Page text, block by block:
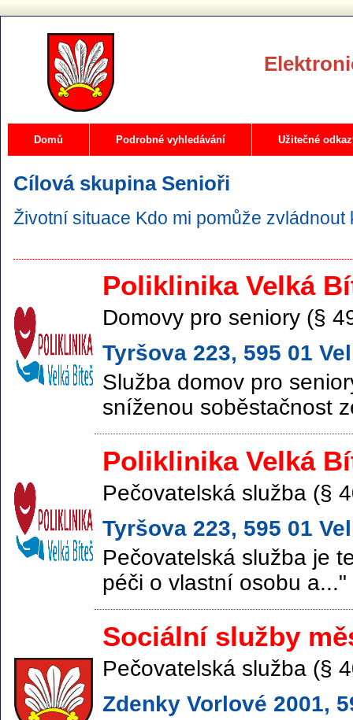
Domů Podrobné vyhledávání Užitečné
Cílová skupina Senioři
Životní situace Kdo mi pomůže
Poliklinika Velká
Domovy pro seniory (§
Tyršova 223, 595 01
Služba domov pro
sníženou soběstačnost
Poliklinika Velká
Pečovatelská služba (§
Tyršova 223, 595 01
Pečovatelská služba je
péči o vlastní osobu a..."
Sociální služby
Pečovatelská služba (§
Zdenky Vorlové 2001,